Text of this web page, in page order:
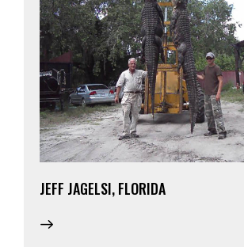
JEFF JAGELSI, FLORIDA